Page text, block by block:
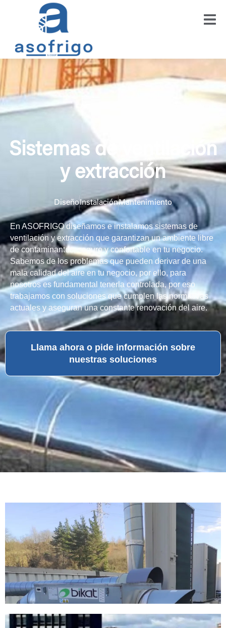
Sistemas de ventilación
y extracción
DiseñoInstalaciónMantenimiento
En ASOFRIGO diseñamos e instalamos sistemas de
ventilación y extracción que garantizan un ambiente libre
de contaminantes, seguro y confortable en tu negocio.
Sabemos de los problemas que pueden derivar de una
mala calidad del aire en tu negocio, por ello, para
nosotros es fundamental tenerla controlada, por eso
trabajamos con soluciones que cumplen las normativas
actuales y aseguran una constante renovación del aire.
Llama ahora o pide información sobre
nuestras soluciones